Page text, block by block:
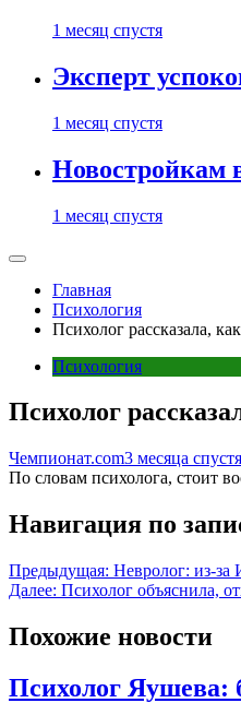
1 месяц спустя
Эксперт
1 месяц спустя
Новостройкам
1 месяц спустя
Главная
Психология
Психолог рассказала,
Психология
Психолог
Чемпионат.com3 месяца спустя
По словам психолога, стоит
Навигация по
Предыдущая: Невролог: из-за
Далее: Психолог объяснила,
Похожие новости
Психолог Яушева: